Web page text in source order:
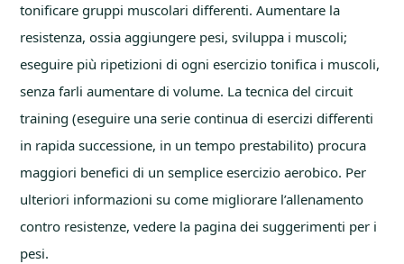
tonificare gruppi muscolari differenti. Aumentare la
resistenza, ossia aggiungere pesi, sviluppa i muscoli;
eseguire più ripetizioni di ogni esercizio tonifica i muscoli,
senza farli aumentare di volume. La tecnica del circuit
training (eseguire una serie continua di esercizi differenti
in rapida successione, in un tempo prestabilito) procura
maggiori benefici di un semplice esercizio aerobico. Per
ulteriori informazioni su come migliorare l’allenamento
contro resistenze, vedere la pagina dei suggerimenti per i
pesi.